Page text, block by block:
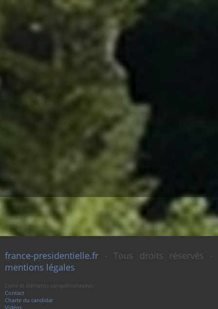
france-presidentielle.fr - Tous droits réservés -
mentions légales
Liens et éléments complémentaires :
Contact
Charte du candidat
Vidéos